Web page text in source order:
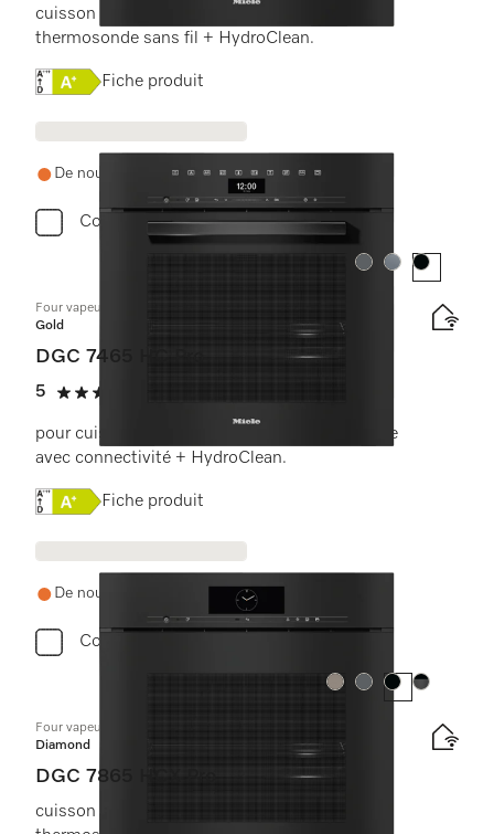
cuisson vapeur, classique et rôtissage avec
thermosonde sans fil + HydroClean.
Online Label Flag, Étiquette énergétique
Fiche produit
De nouveau en stock demain
Comparer
Couleur:
Couleur:Couleur:
Four vapeur combiné avec raccordement à l’eau
Gold
DGC 7465 HC Pro
5
5 étoiles sur 5
pour cuisson à la vapeur, classique et rôtissage
avec connectivité + HydroClean.
Online Label Flag, Étiquette énergétique
Fiche produit
De nouveau en stock demain
Comparer
Couleur:
Couleur:
Couleur:Couleur:
Four vapeur combiné sans poignée avec raccordement à l’eau
Diamond
DGC 7865 HCX Pro
cuisson vapeur, classique et rôtissage avec